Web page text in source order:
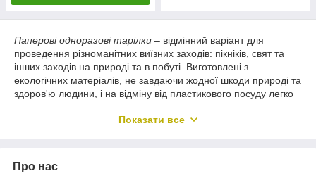
Паперові одноразові тарілки – відмінний варіант для
проведення різноманітних виїзних заходів: пікніків, свят та
інших заходів на природі та в побуті. Виготовлені з
екологічних матеріалів, не завдаючи жодної шкоди природі та
здоров'ю людини, і на відміну від пластикового посуду легко
Паперові тарілки користуються підвищеним попитом у
повторно гарантує клієнтам чистоту та гігієнічність.
Показати все
Про нас